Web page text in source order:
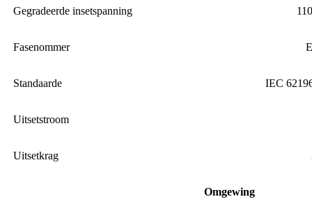
Gegradeerde insetspanning
Fasenommer
Standaarde IEC
Uitsetstroom
Uitsetkrag
Omgewing